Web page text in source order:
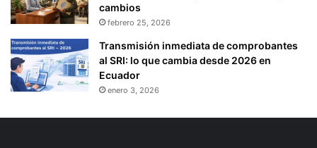
cambios
febrero 25, 2026
Transmisión inmediata de comprobantes
al SRI: lo que cambia desde 2026 en
Ecuador
enero 3, 2026